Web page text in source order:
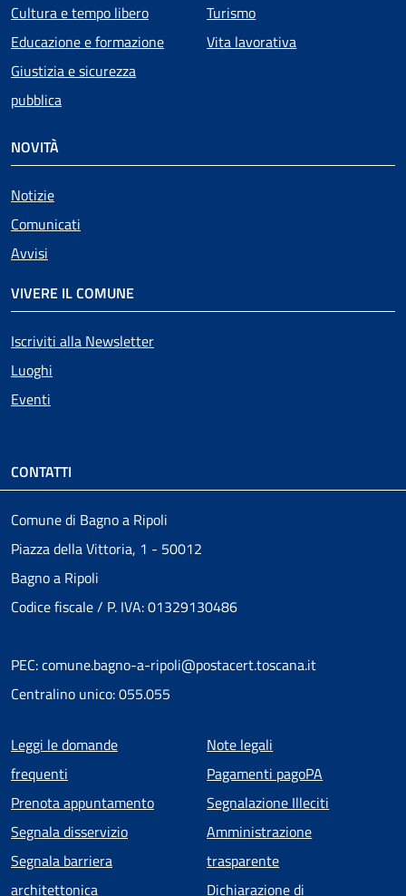
Cultura e tempo libero
Educazione e formazione
Giustizia e sicurezza
pubblica
Turismo
Vita lavorativa
NOVITÀ
Notizie
Comunicati
Avvisi
VIVERE IL COMUNE
Iscriviti alla Newsletter
Luoghi
Eventi
CONTATTI
Comune di Bagno a Ripoli
Piazza della Vittoria, 1 - 50012
Bagno a Ripoli
Codice fiscale / P. IVA: 01329130486
PEC: comune.bagno-a-ripoli@postacert.toscana.it
Centralino unico: 055.055
Menu piè di pagina
Leggi le domande
frequenti
Prenota appuntamento
Segnala disservizio
Segnala barriera
architettonica
Note legali
Pagamenti pagoPA
Segnalazione Illeciti
Amministrazione
trasparente
Dichiarazione di